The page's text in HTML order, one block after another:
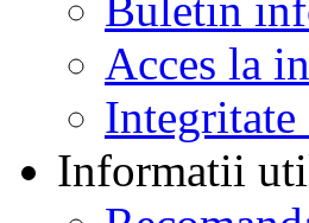
Acces la
Informatii